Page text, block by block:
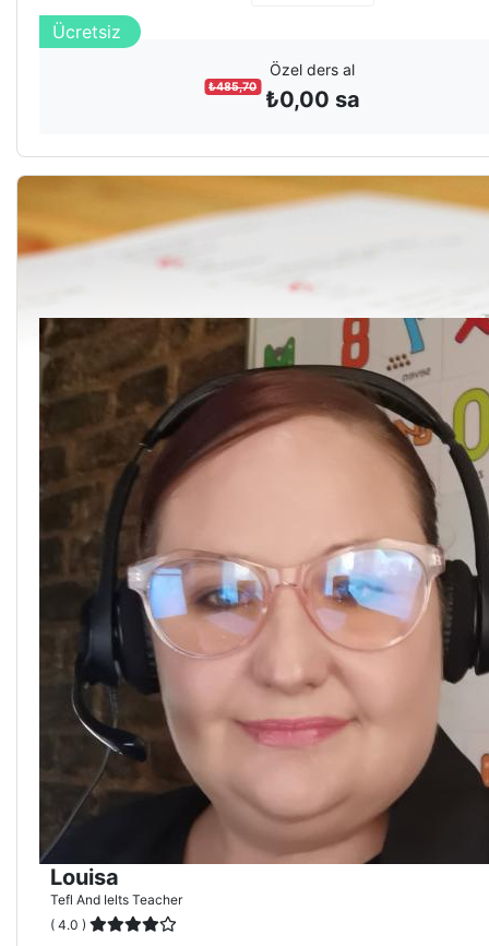
Ücretsiz
Özel ders al
₺485,70 ₺0,00 sa
Louisa
Tefl And Ielts Teacher
( 4.0 )